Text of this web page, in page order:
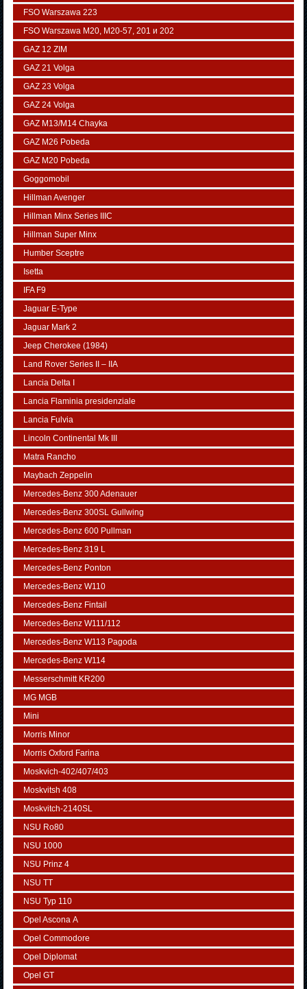
FSO Warszawa 223
FSO Warszawa М20, M20-57, 201 и 202
GAZ 12 ZIM
GAZ 21 Volga
GAZ 23 Volga
GAZ 24 Volga
GAZ M13/M14 Chayka
GAZ M26 Pobeda
GAZ М20 Pobeda
Goggomobil
Hillman Avenger
Hillman Minx Series IIIC
Hillman Super Minx
Humber Sceptre
Isetta
IFA F9
Jaguar E-Type
Jaguar Mark 2
Jeep Cherokee (1984)
Land Rover Series II – IIA
Lancia Delta I
Lancia Flaminia presidenziale
Lancia Fulvia
Lincoln Continental Mk III
Matra Rancho
Maybach Zeppelin
Mercedes-Benz 300 Adenauer
Mercedes-Benz 300SL Gullwing
Mercedes-Benz 600 Pullman
Mercedes-Benz 319 L
Mercedes-Benz Ponton
Mercedes-Benz W110
Mercedes-Benz Fintail
Mercedes-Benz W111/112
Mercedes-Benz W113 Pagoda
Mercedes-Benz W114
Messerschmitt KR200
MG MGB
Mini
Morris Minor
Morris Oxford Farina
Moskvich-402/407/403
Moskvitsh 408
Moskvitch-2140SL
NSU Ro80
NSU 1000
NSU Prinz 4
NSU TT
NSU Typ 110
Opel Ascona А
Opel Commodore
Opel Diplomat
Opel GT